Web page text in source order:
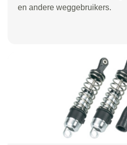
en andere weggebruikers.